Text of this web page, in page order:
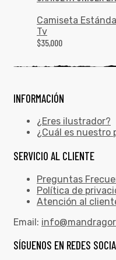
Camiseta
Tv
$35,000
INFORMACIÓN
¿Eres ilustrador?
¿Cuál es nuestro
SERVICIO AL CLIENTE
Preguntas
Política de
Atención al
Email:
SÍGUENOS EN REDES